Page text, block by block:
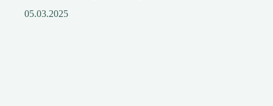
05.03.2025